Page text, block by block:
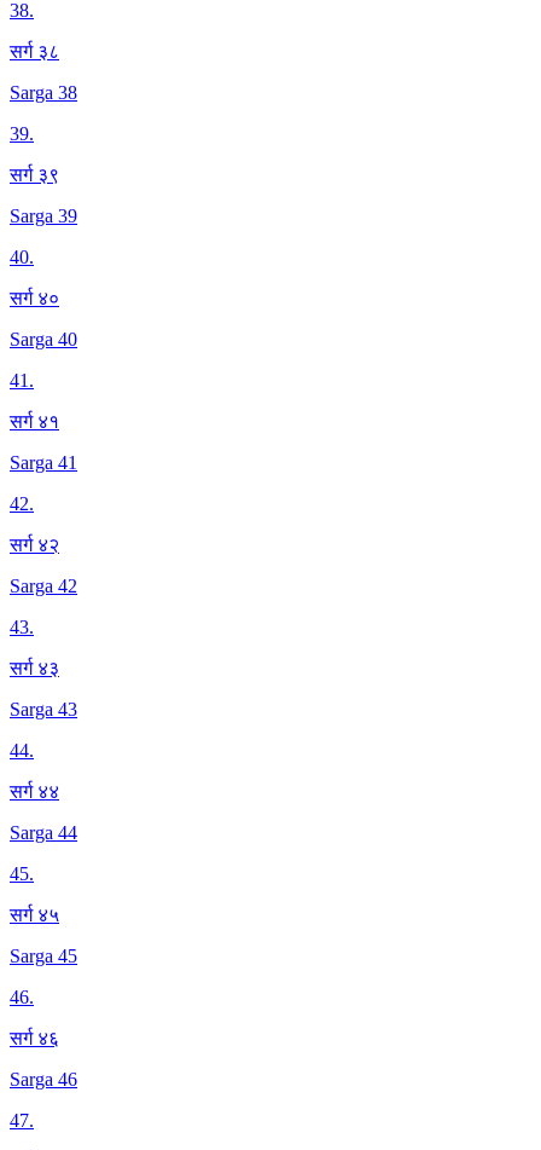
38.
सर्ग ३८
Sarga 38
39.
सर्ग ३९
Sarga 39
40.
सर्ग ४०
Sarga 40
41.
सर्ग ४१
Sarga 41
42.
सर्ग ४२
Sarga 42
43.
सर्ग ४३
Sarga 43
44.
सर्ग ४४
Sarga 44
45.
सर्ग ४५
Sarga 45
46.
सर्ग ४६
Sarga 46
47.